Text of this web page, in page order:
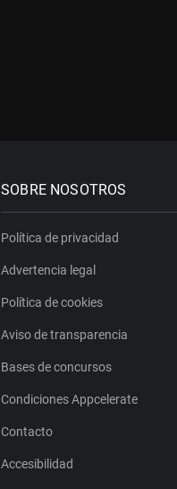
SOBRE NOSOTROS
Política de privacidad
Advertencia legal
Política de cookies
Aviso de transparencia
Bases de concursos
Condiciones Appcelerate
Contacto
Accesibilidad